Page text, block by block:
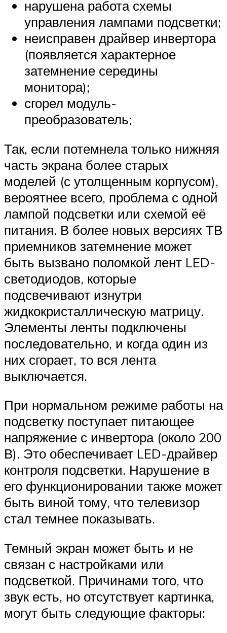
нарушена работа схемы
управления лампами подсветки;
неисправен драйвер инвертора
(появляется характерное
затемнение середины
монитора);
сгорел модуль-
преобразователь;
Так, если потемнела только нижняя
часть экрана более старых
моделей (с утолщенным корпусом),
вероятнее всего, проблема с одной
лампой подсветки или схемой её
питания. В более новых версиях ТВ
приемников затемнение может
быть вызвано поломкой лент LED-
светодиодов, которые
подсвечивают изнутри
жидкокристаллическую матрицу.
Элементы ленты подключены
последовательно, и когда один из
них сгорает, то вся лента
выключается.
При нормальном режиме работы на
подсветку поступает питающее
напряжение с инвертора (около 200
В). Это обеспечивает LED-драйвер
контроля подсветки. Нарушение в
его функционировании также может
быть виной тому, что телевизор
стал темнее показывать.
Темный экран может быть и не
связан с настройками или
подсветкой. Причинами того, что
звук есть, но отсутствует картинка,
могут быть следующие факторы: